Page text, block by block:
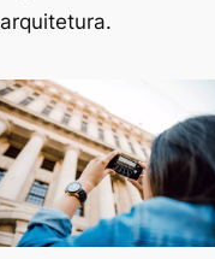
arquitetura.